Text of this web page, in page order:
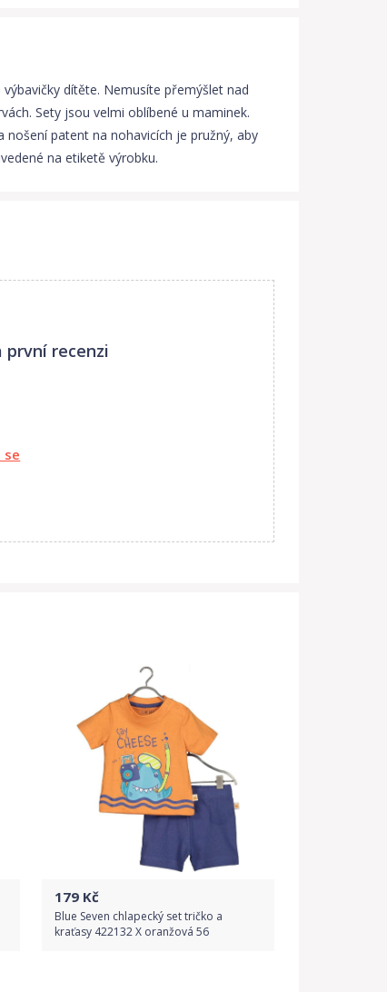
dítěte. Nemusíte přemýšlet nad
Sety jsou velmi oblíbené u maminek.
patent na nohavicích je pružný, aby
na etiketě výrobku.
první recenzi
se
179 Kč
Blue Seven chlapecký set tričko a
kraťasy 422132 X oranžová 56